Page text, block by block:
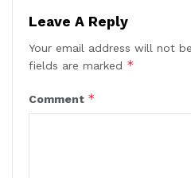
Leave A Reply
Your email address will not
fields are marked *
Comment *